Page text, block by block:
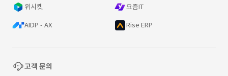
위시켓 요즘IT
AIDP - AX Rise ERP
고객 문의